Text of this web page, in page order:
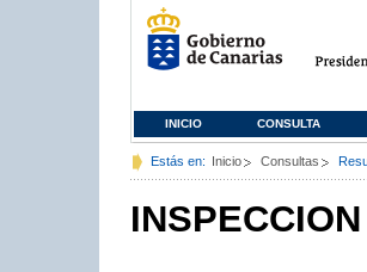
INICIO CONSULTA
Estás en: Inicio Consultas